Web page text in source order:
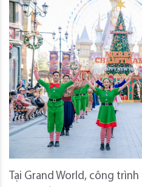
Tại Grand World, công